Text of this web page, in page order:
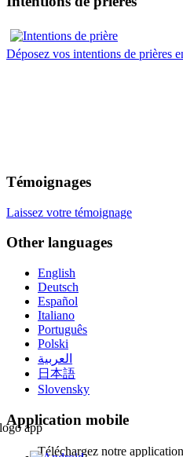
Déposez vos intentions de prières
Témoignages
Laissez votre témoignage
Other languages
English
Deutsch
Español
Italiano
Português
Polski
العربية
日本語
Slovensky
Application mobile
Téléchargez notre